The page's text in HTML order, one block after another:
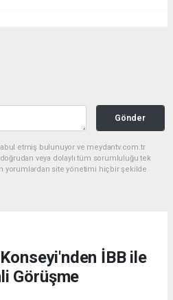
Gönder
etmiş bulunuyor ve meydantv.com.tr
veya dolaylı tüm sorumluluğu tek
yorumlardan site yönetimi hiçbir şekilde
İBB ile
Görüşme